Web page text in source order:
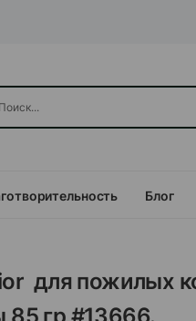
Блог
для пожилых